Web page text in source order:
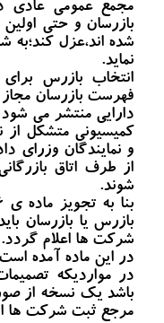
مجمع عمومی عادی
بازرسان و حتی
شده اند،عزل کند؛به
نماید.
انتخاب بازرس
فهرست بازرسان
دارایی منتشر می
کمیسیونی متشکل از
و نمایندگان وزرای
از طرف اتاق
شوند.
بازرس یا بازرسان
شرکت ها اعلام گردد.
در این ماده آمده
در مواردیکه
باشد یک نسخه از
مرجع ثبت شرکت ها